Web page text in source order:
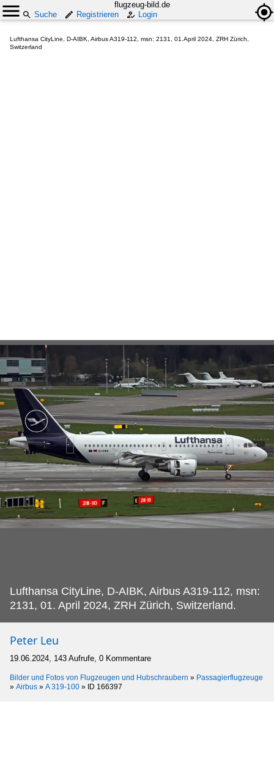
flugzeug-bild.de
Suche
Registrieren Login
Lufthansa CityLine, D-AIBK, Airbus A319-112, msn: 2131, 01.April 2024, ZRH Zürich,
Switzerland
Lufthansa CityLine, D-AIBK, Airbus A319-112, msn:
2131, 01. April 2024, ZRH Zürich, Switzerland.
Peter Leu
19.06.2024, 143 Aufrufe, 0 Kommentare
Bilder und Fotos von Flugzeugen und Hubschraubern » Passagierflugzeuge
» Airbus » A 319-100 » ID 166397